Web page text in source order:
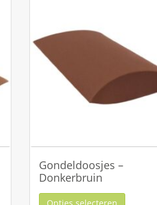
Gondeldoosjes –
Donkerbruin
Opties selecteren